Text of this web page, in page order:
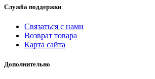
Служба поддержки
Связаться с нами
Возврат товара
Карта сайта
Дополнительно